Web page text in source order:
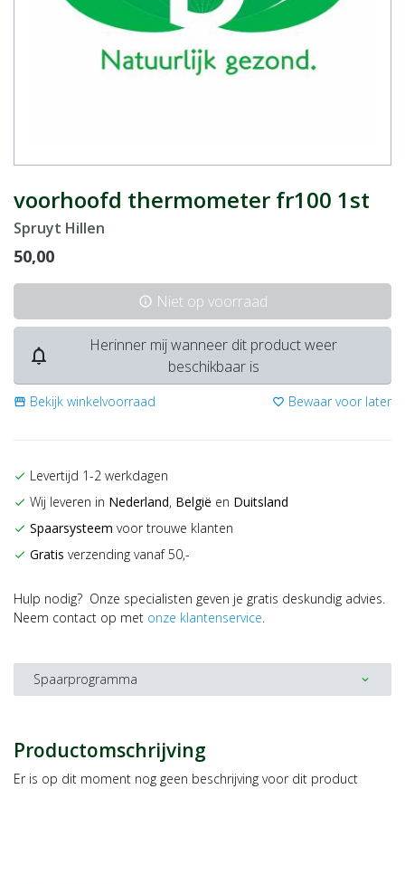
voorhoofd thermometer fr100 1st
Spruyt Hillen
50,00
info Niet op voorraad
notifications_none
Herinner mij wanneer dit product weer
beschikbaar is
storefront Bekijk winkelvoorraad favorite_border Bewaar voor later
check Levertijd 1-2 werkdagen
check Wij leveren in Nederland, België en Duitsland
check Spaarsysteem voor trouwe klanten
check Gratis verzending vanaf 50,-
Hulp nodig? Onze specialisten geven je gratis deskundig advies.
Neem contact op met onze klantenservice.
Spaarprogramma expand_more
Productomschrijving
Er is op dit moment nog geen beschrijving voor dit product